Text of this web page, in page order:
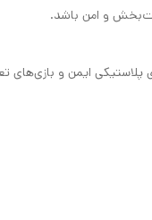
و امن باشد.
ایمن و بازی‌های